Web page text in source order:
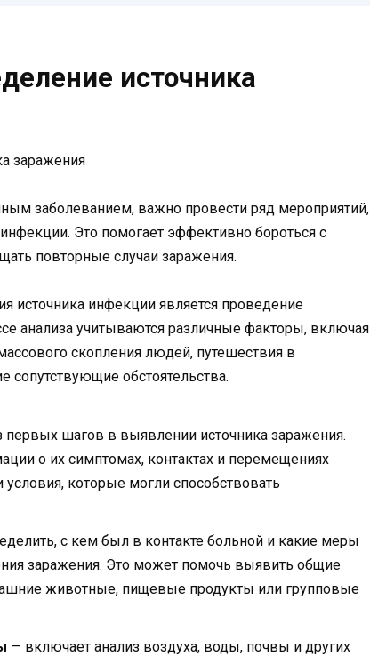
источника
заболеванием, важно провести ряд мероприятий,
Это помогает эффективно бороться с
повторные случаи заражения.
источника инфекции является проведение
анализа учитываются различные факторы, включая
скопления людей, путешествия в
сопутствующие обстоятельства.
первых шагов в выявлении источника заражения.
о их симптомах, контактах и перемещениях
которые могли способствовать
с кем был в контакте больной и какие меры
заражения. Это может помочь выявить общие
животные, пищевые продукты или групповые
— включает анализ воздуха, воды, почвы и других